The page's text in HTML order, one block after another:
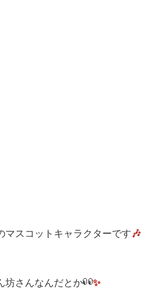
スコットキャラクターです🎶
坊さんなんだとか
✨